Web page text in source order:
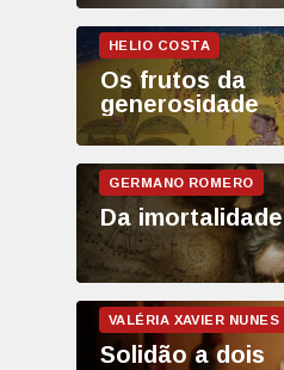
Os frutos da
generosidade
Da imortalidade
Solidão a dois